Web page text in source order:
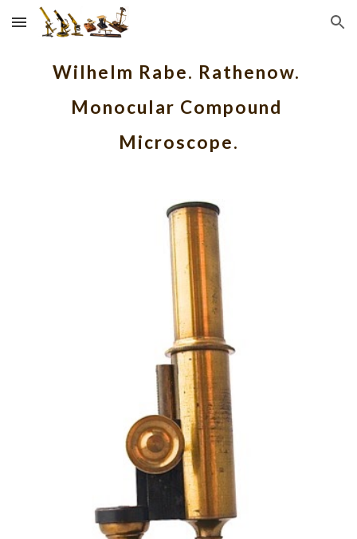
Skip to main content Skip to navigation
Wilhelm Rabe. Rathenow.
Monocular Compound
Microscope.